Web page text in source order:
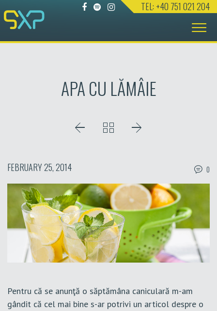
TEL: +40 751 021 204
APA CU LĂMÂIE
FEBRUARY 25, 2014 0
Pentru că se anunţă o săptămâna caniculară m-am
gândit că cel mai bine s-ar potrivi un articol despre o